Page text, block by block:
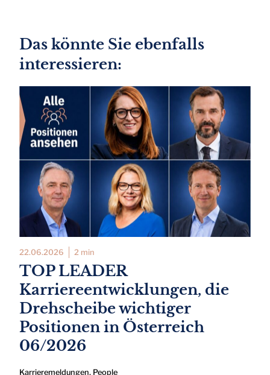
Das könnte Sie ebenfalls
interessieren:
22.06.2026 2 min
TOP LEADER
Karriereentwicklungen, die
Drehscheibe wichtiger
Positionen in Österreich
06/2026
Karrieremeldungen, People